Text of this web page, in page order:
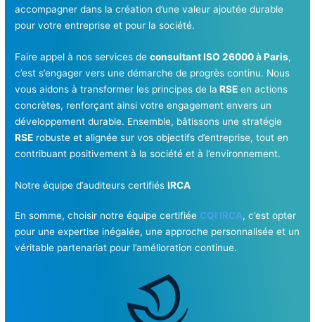
accompagner dans la création d’une valeur ajoutée durable
pour votre entreprise et pour la société.
Faire appel à nos services deconsultant ISO 26000 à Paris,
c’est s’engager vers une démarche de progrès continu. Nous
vous aidons à transformer les principes de la RSE en actions
concrètes, renforçant ainsi votre engagement envers un
développement durable. Ensemble, bâtissons une stratégie
RSE robuste et alignée sur vos objectifs d’entreprise, tout en
contribuant positivement à la société et à l’environnement.
Notre équipe d’auditeurs certifiésIRCA
En somme, choisir notre équipe certifiée CQI IRCA, c’est opter
pour une expertise inégalée, une approche personnalisée et un
véritable partenariat pour l’amélioration continue.